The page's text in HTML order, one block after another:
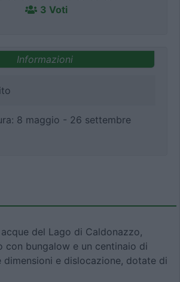
3 Voti
Informazioni
8 maggio - 26 settembre
del Lago di Caldonazzo,
con bungalow e un centinaio di
dimensioni e dislocazione, dotate di